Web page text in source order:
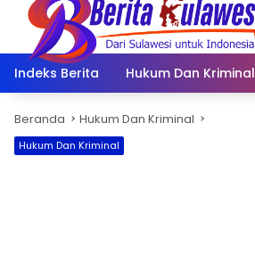
Langsung
konten
Indeks Berita
Hukum Dan Kriminal
Beranda Hukum Dan Kriminal
Hukum Dan Kriminal